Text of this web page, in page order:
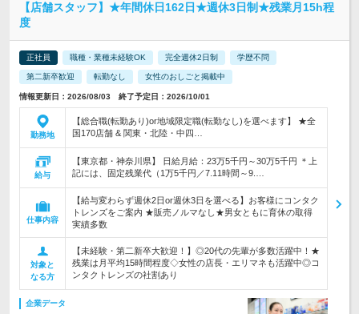
【店舗スタッフ】★年間休日162日★週休3日制★残業月15h程
度
正社員 職種・業種未経験OK 完全週休2日制 学歴不問
第二新卒歓迎 転勤なし 女性のおしごと掲載中
情報更新日：2026/08/03 終了予定日：2026/10/01
勤務地
【総合職(転勤あり)or地域限定職(転勤なし)を選べます】 ★全
国170店舗 & 関東・北陸・中四…
給与
【東京都・神奈川県】 日給月給：23万5千円～30万5千円 ＊上
記には、固定残業代（1万5千円／7.11時間～9.…
仕事内容
【給与変わらず週休2日or週休3日を選べる】お客様にコンタク
トレンズをご案内 ★販売ノルマなし★男女ともに育休の取得
実績多数
対象と
なる方
【未経験・第二新卒大歓迎！】◎20代の先輩が多数活躍中！★
残業は月平均15時間程度◇女性の店長・エリマネも活躍中◎コ
ンタクトレンズの社割あり
企業データ